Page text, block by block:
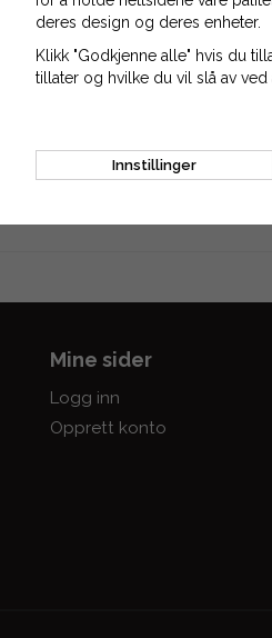
Mine sider
Logg inn
Opprett konto
deres design og deres enheter.
Klikk "Godkjenne alle" hvis du
tillater og hvilke du vil slå av ved
Innstillinger